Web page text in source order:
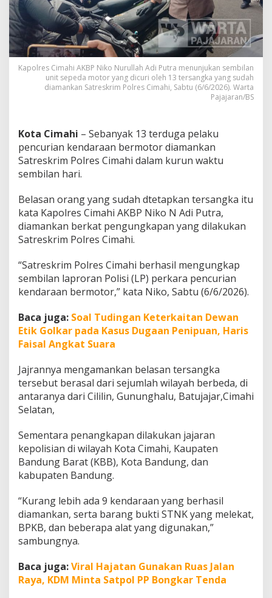
t
C
u
r
a
n
m
o
r
l
a
s
e
r
s
a
n
k
a
D
m
a
a
n
P
o
s
i
Kapolres Cimahi AKBP Niko Nurullah Adi Putra menunjukan sembilan
unit sepeda motor yang dicuri oleh 13 tersangka yang sudah
diamankan Satreskrim Polres Cimahi, Sabtu (6/6/2026). Warta
Pajajaran/BS
Kota Cimahi – Sebanyak 13 terduga pelaku
pencurian kendaraan bermotor diamankan
Satreskrim Polres Cimahi dalam kurun waktu
sembilan hari.
Belasan orang yang sudah dtetapkan tersangka itu
kata Kapolres Cimahi AKBP Niko N Adi Putra,
diamankan berkat pengungkapan yang dilakukan
Satreskrim Polres Cimahi.
“Satreskrim Polres Cimahi berhasil mengungkap
sembilan laproran Polisi (LP) perkara pencurian
kendaraan bermotor,” kata Niko, Sabtu (6/6/2026).
Baca juga: Soal Tudingan Keterkaitan Dewan
Etik Golkar pada Kasus Dugaan Penipuan, Haris
Faisal Angkat Suara
Jajrannya mengamankan belasan tersangka
tersebut berasal dari sejumlah wilayah berbeda, di
antaranya dari Cililin, Gununghalu, Batujajar,Cimahi
Selatan,
Sementara penangkapan dilakukan jajaran
kepolisian di wilayah Kota Cimahi, Kaupaten
Bandung Barat (KBB), Kota Bandung, dan
kabupaten Bandung.
“Kurang lebih ada 9 kendaraan yang berhasil
diamankan, serta barang bukti STNK yang melekat,
BPKB, dan beberapa alat yang digunakan,”
sambungnya.
Baca juga:Viral Hajatan Gunakan Ruas Jalan
Raya, KDM Minta Satpol PP Bongkar Tenda